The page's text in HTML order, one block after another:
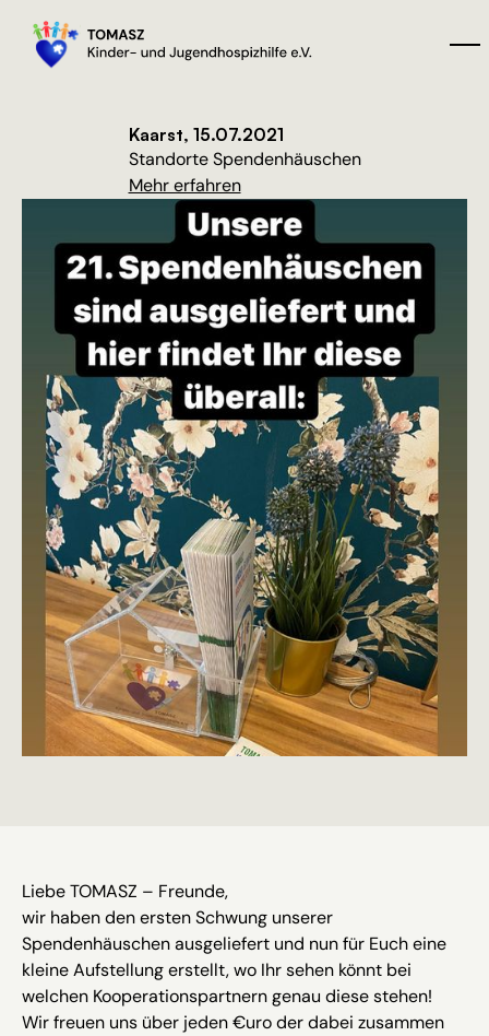
Kaarst, 15.07.2021
Standorte Spendenhäuschen
Mehr erfahren
Liebe TOMASZ – Freunde,
wir haben den ersten Schwung unserer
Spendenhäuschen ausgeliefert und nun für Euch eine
kleine Aufstellung erstellt, wo Ihr sehen könnt bei
welchen Kooperationspartnern genau diese stehen!
Wir freuen uns über jeden €uro der dabei zusammen